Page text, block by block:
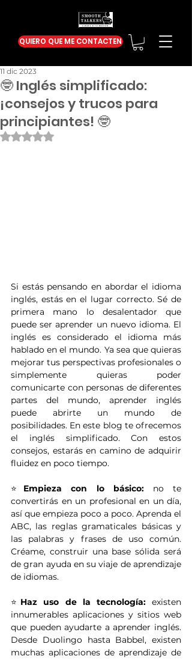
QUIERO QUE ME CONTACTEN
🤓 Inglés simplificado:
¡consejos y trucos para
principiantes! 🤓
11 dic 2023
Obtuvo NaN de 5 estrellas.
Si estás pensando en abordar el idioma
inglés, estás en el lugar correcto. Sé de
primera mano lo desalentador que
puede ser aprender un nuevo idioma. El
inglés es considerado el idioma más
hablado en el mundo. Ya sea que quieras
mejorar tus perspectivas profesionales o
simplemente quieras poder
comunicarte con personas de diferentes
partes del mundo, aprender inglés
puede abrirte un mundo de
posibilidades. En este blog te ofrecemos
el inglés simplificado. Con estos
consejos, estarás en camino de adquirir
fluidez en poco tiempo.
⭐ Empieza con lo básico: no te
convertirás en un profesional en un día,
así que empieza poco a poco. Aprenda el
ABC, las reglas gramaticales básicas y
las palabras y frases de uso común.
Créame, construir una base sólida será
de gran ayuda en su viaje de aprendizaje
de idiomas.
⭐ Haz uso de la tecnología: existen
innumerables aplicaciones y sitios web
que pueden ayudarte a aprender inglés.
Desde Duolingo hasta Babbel, existen
muchas aplicaciones de aprendizaje de